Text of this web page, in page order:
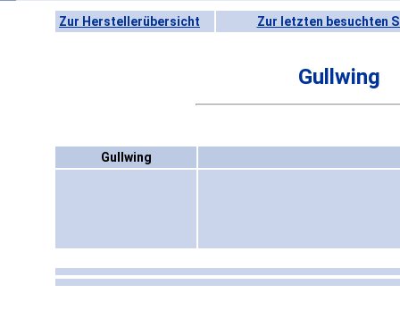
Zur Herstellerübersicht Zur letzten besuchten
Gullwing
Gullwing